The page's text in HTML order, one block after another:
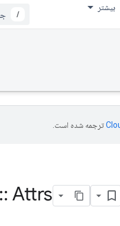
بیشتر
/
ترجمه شده است.
Attrs